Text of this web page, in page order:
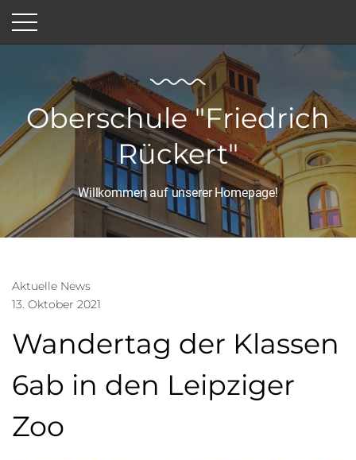
Oberschule "Friedrich
Rückert"
Willkommen auf unserer Homepage!
Aktuelle News
13. Oktober 2021
Wandertag der Klassen
6ab in den Leipziger
Zoo